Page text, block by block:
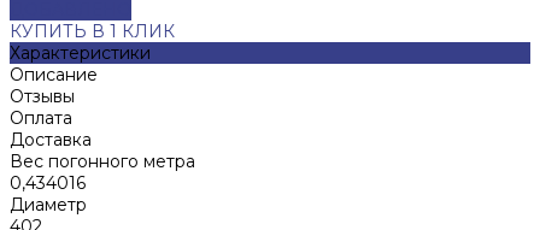
КУПИТЬ В 1 КЛИК
Характеристики
Описание
Отзывы
Оплата
Доставка
Вес погонного метра
0,434016
Диаметр